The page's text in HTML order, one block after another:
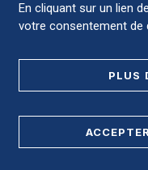
En cliquant sur un lien
votre consentement de
PLUS